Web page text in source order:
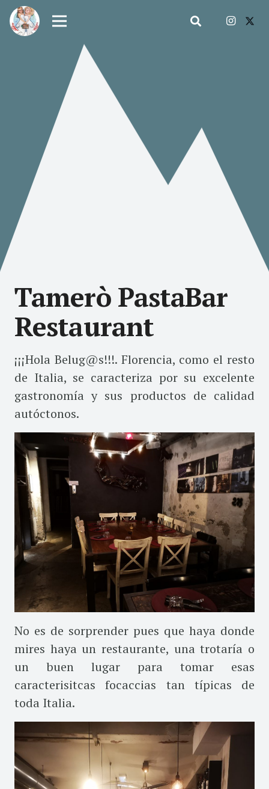
Tamerò PastaBar
Restaurant
¡¡¡Hola Belug@s!!!. Florencia, como el resto
de Italia, se caracteriza por su excelente
gastronomía y sus productos de calidad
autóctonos.
No es de sorprender pues que haya donde
mires haya un restaurante, una trotaría o
un buen lugar para tomar esas
caracterisitcas focaccias tan típicas de
toda Italia.